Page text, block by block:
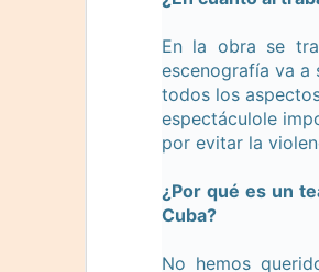
En la obra se
escenografía va a
todos los
espectáculole
por evitar la
¿Por qué es un
Cuba?
No hemos